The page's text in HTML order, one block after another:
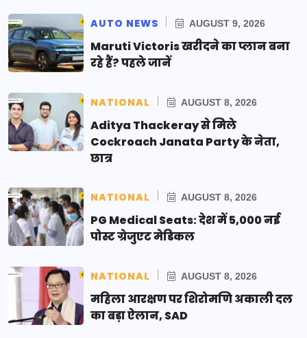
AUTO NEWS AUGUST 9, 2026
Maruti Victoris खरीदने का प्लान बना
रहे हैं? पहले जानें
NATIONAL AUGUST 8, 2026
Aditya Thackeray से मिले
Cockroach Janata Party के नेता,
छात्र
NATIONAL AUGUST 8, 2026
PG Medical Seats: देश में 5,000 नई
पोस्ट ग्रेजुएट मेडिकल
NATIONAL AUGUST 8, 2026
महिला आरक्षण पर शिरोमणि अकाली दल
का बड़ा ऐलान, SAD